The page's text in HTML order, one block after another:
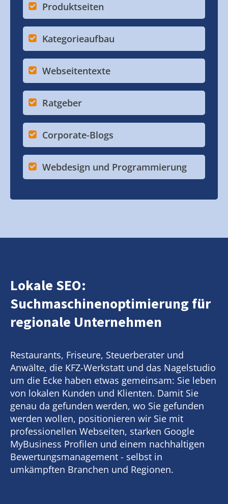
Produktseiten
Kategorieaufbau
Webseitentexte
Ratgeber
Corporate-Blogs
Webdesign und Programmierung
Lokale SEO:
Suchmaschinenoptimierung für
regionale Unternehmen
Restaurants, Friseure, Steuerberater und
Anwälte, die KFZ-Werkstatt und das Nagelstudio
um die Ecke haben etwas gemeinsam: Sie leben
von lokalen Kunden und Klienten. Damit Sie
genau da gefunden werden, wo Sie gefunden
werden wollen, positionieren wir Sie mit
professionellen Webseiten, starken Google
MyBusiness Profilen und einem nachhaltigen
Bewertungsmanagement - selbst in
umkämpften Branchen und Regionen.